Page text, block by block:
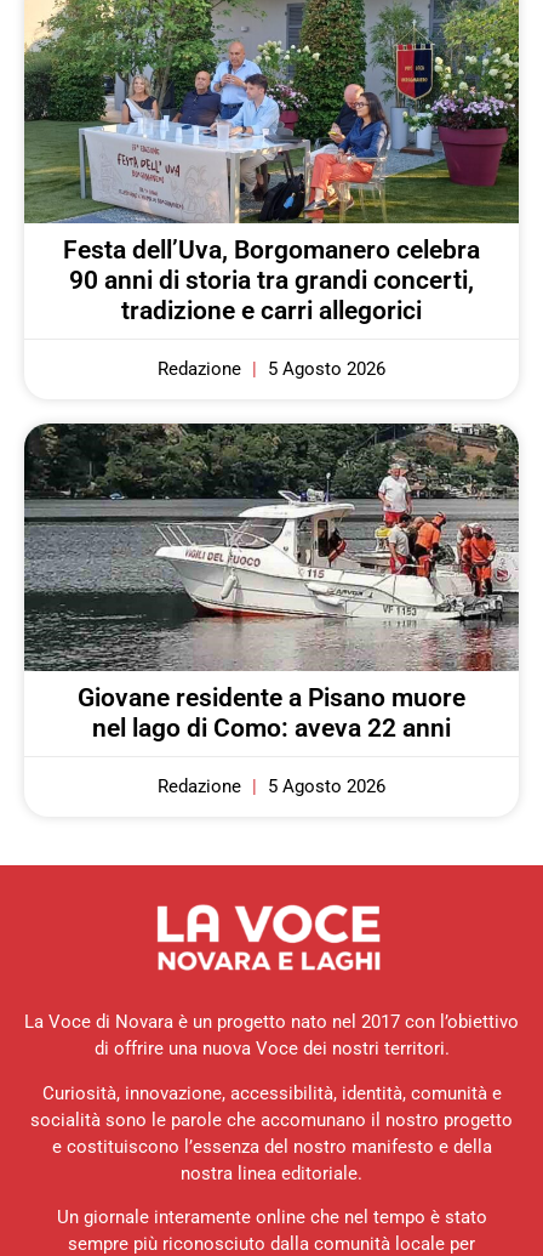
Festa dell’Uva, Borgomanero celebra
90 anni di storia tra grandi concerti,
tradizione e carri allegorici
Redazione 5 Agosto 2026
Giovane residente a Pisano muore
nel lago di Como: aveva 22 anni
Redazione 5 Agosto 2026
La Voce di Novara è un progetto nato nel 2017 con l’obiettivo
di offrire una nuova Voce dei nostri territori.
Curiosità, innovazione, accessibilità, identità, comunità e
socialità sono le parole che accomunano il nostro progetto
e costituiscono l’essenza del nostro manifesto e della
nostra linea editoriale.
Un giornale interamente online che nel tempo è stato
sempre più riconosciuto dalla comunità locale per